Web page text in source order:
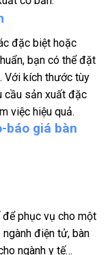
đặc biệt hoặc
bạn có thể đặt
Với kích thước tùy
cầu sản xuất đặc
việc hiệu quả.
báo giá bàn
để phục vụ cho một
điện tử, bàn
ngành y tế…